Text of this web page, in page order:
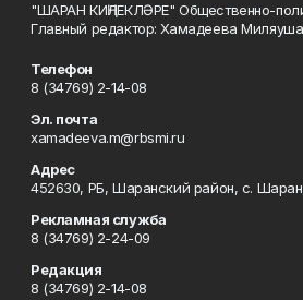
"ШАРАН КИҢЛЕКЛӘРЕ" Общественно-
Главный редактор: Хамадеева
Телефон
8 (34769) 2-14-08
Эл. почта
xamadeeva.m@rbsmi.ru
Адрес
452630, РБ, Шаранский район, с. Шаран,
Рекламная служба
8 (34769) 2-24-09
Редакция
8 (34769) 2-14-08